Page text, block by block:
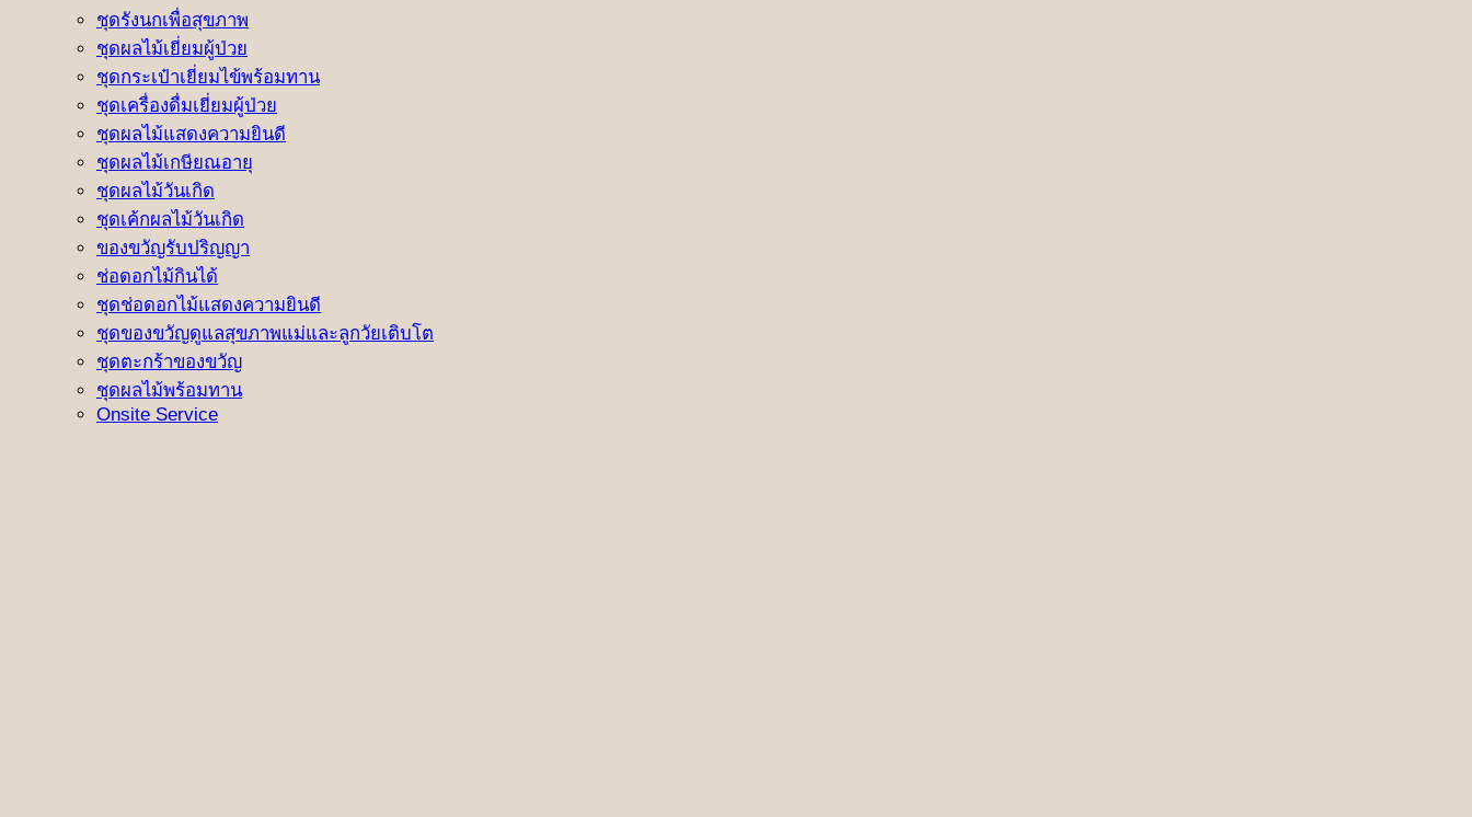
ชุดรังนกเพื่อสุขภาพ
ชุดผลไม้เยี่ยมผู้ป่วย
ชุดกระเป๋าเยี่ยมไข้พร้อมทาน
ชุดเครื่องดื่มเยี่ยมผู้ป่วย
ชุดผลไม้แสดงความยินดี
ชุดผลไม้เกษียณอายุ
ชุดผลไม้วันเกิด
ชุดเค้กผลไม้วันเกิด
ของขวัญรับปริญญา
ช่อดอกไม้กินได้
ชุดช่อดอกไม้แสดงความยินดี
ชุดของขวัญดูแลสุขภาพแม่และลูกวัยเติบโต
ชุดตะกร้าของขวัญ
ชุดผลไม้พร้อมทาน
Onsite Service